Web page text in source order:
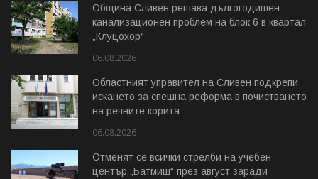
Община Сливен решава дългогодишен
канализационен проблем на блок 6 в квартал
„Клуцохор“
06.08.2026
Областният управител на Сливен подкрепи
искането за спешна реформа в почистването
на речните корита
06.08.2026
Отменят се всички стрелби на учебен
център „Батмиш“ през август заради